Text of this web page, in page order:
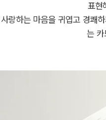
표현
사랑하는 마음을 귀엽고 경쾌